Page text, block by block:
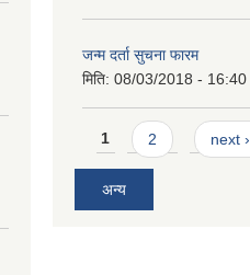
जन्म दर्ता सुचना फारम
मिति: 08/03/2018 - 16:40
Pages
1 2 next ›
अन्य